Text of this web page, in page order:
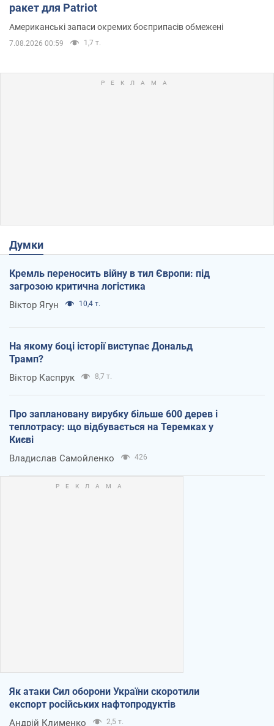
ракет для Patriot
Американські запаси окремих боєприпасів обмежені
7.08.2026 00:59 1,7 т.
Думки
Кремль переносить війну в тил Європи: під
загрозою критична логістика
Віктор Ягун 10,4 т.
На якому боці історії виступає Дональд
Трамп?
Віктор Каспрук 8,7 т.
Про заплановану вирубку більше 600 дерев і
теплотрасу: що відбувається на Теремках у
Києві
Владислав Самойленко 426
Як атаки Сил оборони України скоротили
експорт російських нафтопродуктів
Андрій Клименко 2,5 т.